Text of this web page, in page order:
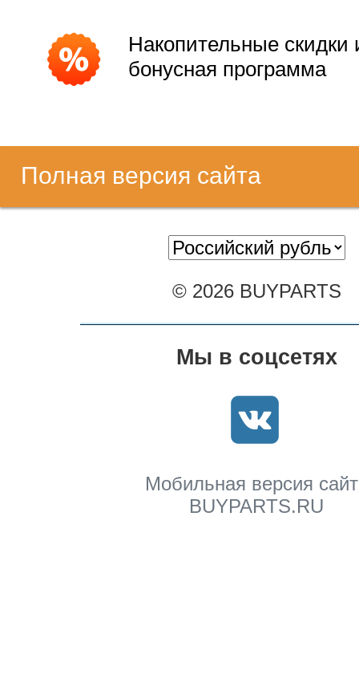
Накопительные скидки
бонусная программа
Полная версия сайта
© 2026 BUYPARTS
Мы в соцсетях
Мобильная версия
BUYPARTS.RU